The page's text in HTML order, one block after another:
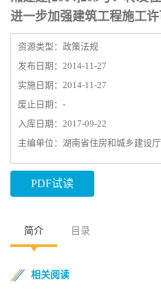
进一步加强建筑工程施工
资源类型：政策法规
发布日期：2014-11-27
实施日期：2014-11-27
废止日期：-
入库日期：2017-09-22
主编单位：湖南省住房和城乡建设厅
PDF试读
简介 目录
相关阅读